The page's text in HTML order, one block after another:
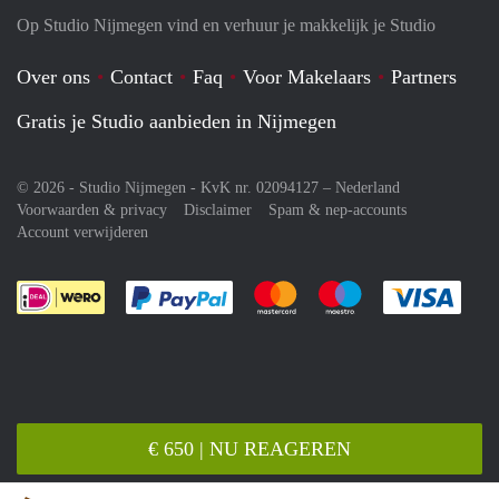
€ 650 | NU REAGEREN
Op Studio Nijmegen vind en verhuur je makkelijk je Studio
Over ons Contact Faq Voor Makelaars
Partners
Gratis je Studio aanbieden in Nijmegen
© 2026 - Studio Nijmegen - KvK nr. 02094127 – Nederland
Voorwaarden & privacy
Disclaimer
Spam & nep-accounts
Account verwijderen
Je rekent gemakkelijk af met Paypal
Je rekent gemakkelijk af met
Je rekent